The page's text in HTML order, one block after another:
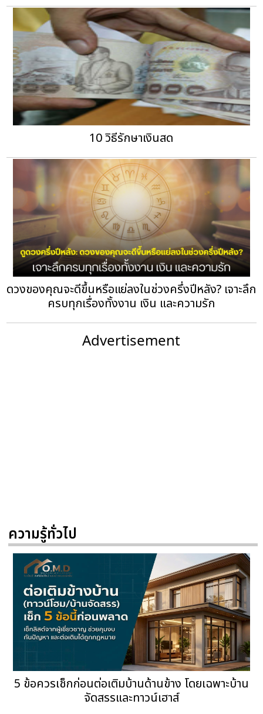
10 วิธีรักษาเงินสด
ดวงของคุณจะดีขึ้นหรือแย่ลงในช่วงครึ่งปีหลัง? เจาะลึก
ครบทุกเรื่องทั้งงาน เงิน และความรัก
Advertisement
ความรู้ทั่วไป
5 ข้อควรเช็กก่อนต่อเติมบ้านด้านข้าง โดยเฉพาะบ้าน
จัดสรรและทาวน์เฮาส์